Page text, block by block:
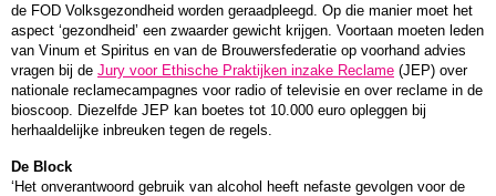
de FOD Volksgezondheid worden geraadpleegd. Op die manier moet het
aspect ‘gezondheid’ een zwaarder gewicht krijgen. Voortaan moeten leden
van Vinum et Spiritus en van de Brouwersfederatie op voorhand advies
vragen bij de Jury voor Ethische Praktijken inzake Reclame (JEP) over
nationale reclamecampagnes voor radio of televisie en over reclame in de
bioscoop. Diezelfde JEP kan boetes tot 10.000 euro opleggen bij
herhaaldelijke inbreuken tegen de regels.
De Block
‘Het onverantwoord gebruik van alcohol heeft nefaste gevolgen voor de